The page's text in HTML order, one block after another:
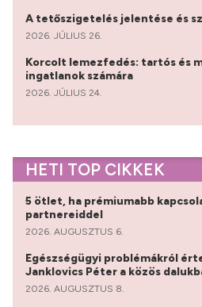
A tetőszigetelés jelentése és
2026. JÚLIUS 26.
Korcolt lemezfedés: tartós és
ingatlanok számára
2026. JÚLIUS 24.
HETI TOP CIKKEK
5 ötlet, ha prémiumabb
partnereiddel
2026. AUGUSZTUS 6.
Egészségügyi problémákról
Janklovics Péter a közös
2026. AUGUSZTUS 8.